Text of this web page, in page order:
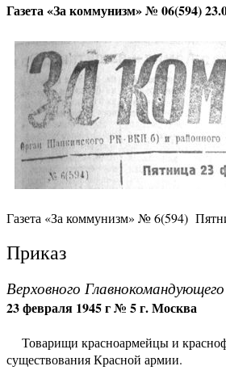
Газета «За коммунизм» № 06(594)
Газета «За коммунизм» № 6(594)
Приказ
Верховного Главнокомандующего
23 февраля 1945 г № 5 г. Москва
Товарищи красноармейцы и
существования Красной армии.